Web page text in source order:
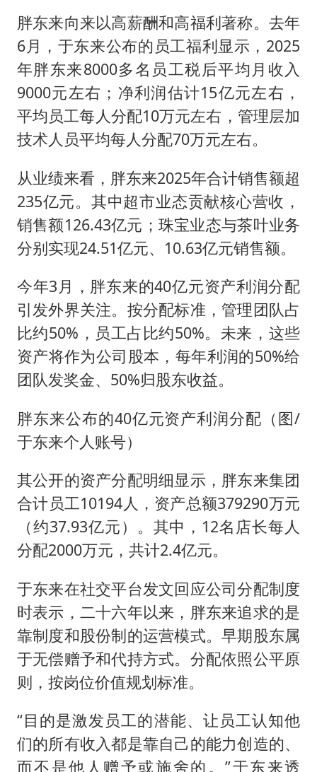
胖东来向来以高薪酬和高福利著称。去年
6月，于东来公布的员工福利显示，2025
年胖东来8000多名员工税后平均月收入
9000元左右；净利润估计15亿元左右，
平均员工每人分配10万元左右，管理层加
技术人员平均每人分配70万元左右。
从业绩来看，胖东来2025年合计销售额超
235亿元。其中超市业态贡献核心营收，
销售额126.43亿元；珠宝业态与茶叶业务
分别实现24.51亿元、10.63亿元销售额。
今年3月，胖东来的40亿元资产利润分配
引发外界关注。按分配标准，管理团队占
比约50%，员工占比约50%。未来，这些
资产将作为公司股本，每年利润的50%给
团队发奖金、50%归股东收益。
胖东来公布的40亿元资产利润分配（图/
于东来个人账号）
其公开的资产分配明细显示，胖东来集团
合计员工10194人，资产总额379290万元
（约37.93亿元）。其中，12名店长每人
分配2000万元，共计2.4亿元。
于东来在社交平台发文回应公司分配制度
时表示，二十六年以来，胖东来追求的是
靠制度和股份制的运营模式。早期股东属
于无偿赠予和代持方式。分配依照公平原
则，按岗位价值规划标准。
“目的是激发员工的潜能、让员工认知他
们的所有收入都是靠自己的能力创造的、
而不是他人赠予或施舍的。”于东来透